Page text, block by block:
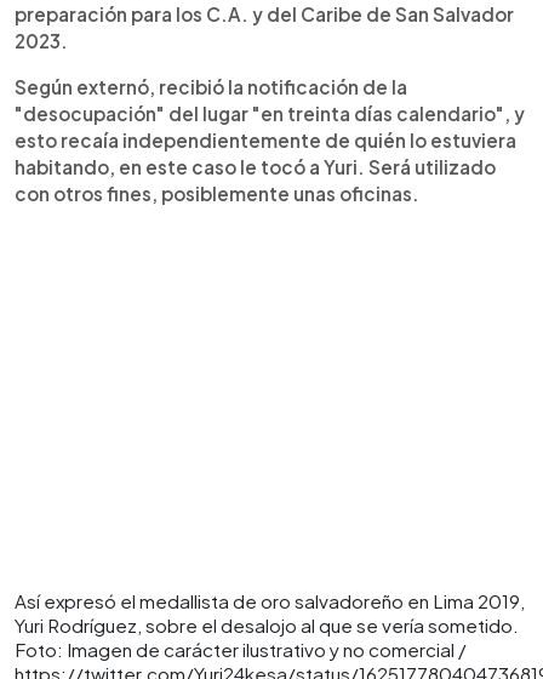
preparación para los C.A. y del Caribe de San Salvador
2023.
Según externó, recibió la notificación de la
"desocupación" del lugar "en treinta días calendario", y
esto recaía independientemente de quién lo estuviera
habitando, en este caso le tocó a Yuri. Será utilizado
con otros fines, posiblemente unas oficinas.
Así expresó el medallista de oro salvadoreño en Lima 2019,
Yuri Rodríguez, sobre el desalojo al que se vería sometido.
Foto: Imagen de carácter ilustrativo y no comercial /
https://twitter.com/Yuri24kesa/status/